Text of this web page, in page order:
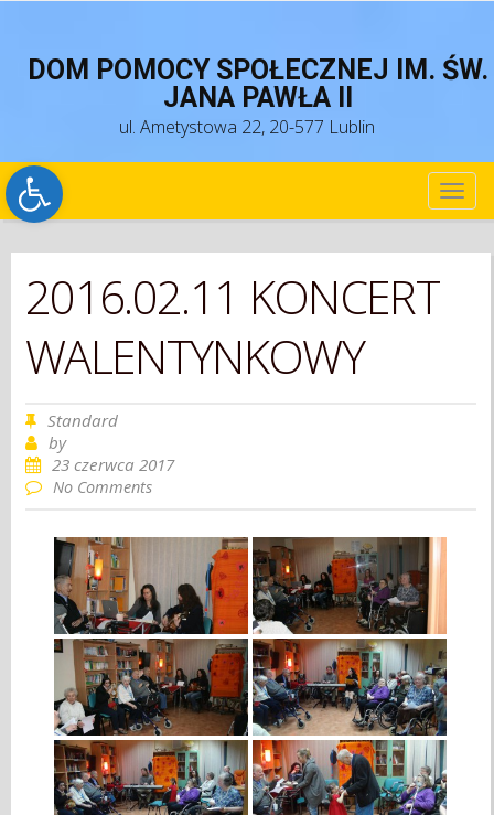
Open toolbar
DOM POMOCY SPOŁECZNEJ IM. ŚW.
JANA PAWŁA II
ul. Ametystowa 22, 20-577 Lublin
2016.02.11 KONCERT
WALENTYNKOWY
Standard
by
23 czerwca 2017
No Comments